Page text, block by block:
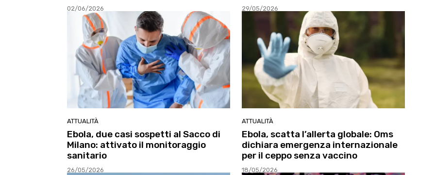
02/06/2026 29/05/2026
ATTUALITÀ
Ebola, due casi sospetti al Sacco di
Milano: attivato il monitoraggio
sanitario
26/05/2026
ATTUALITÀ
Ebola, scatta l’allerta globale: Oms
dichiara emergenza internazionale
per il ceppo senza vaccino
18/05/2026